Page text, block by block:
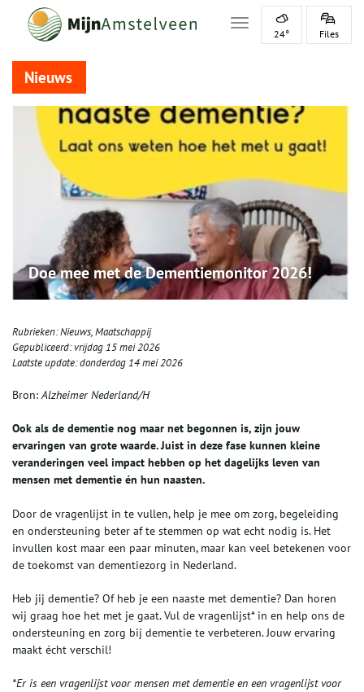
Toggle navigation
24° Files
Nieuws
Doe mee met de Dementiemonitor 2026!
Rubrieken:Nieuws,Maatschappij
Gepubliceerd:vrijdag 15 mei 2026
Laatste update:donderdag 14 mei 2026
Bron:Alzheimer Nederland/H
Ook als de dementie nog maar net begonnen is, zijn jouw
ervaringen van grote waarde. Juist in deze fase kunnen kleine
veranderingen veel impact hebben op het dagelijks leven van
mensen met dementie én hun naasten.
Door de vragenlijst in te vullen, help je mee om zorg, begeleiding
en ondersteuning beter af te stemmen op wat echt nodig is. Het
invullen kost maar een paar minuten, maar kan veel betekenen voor
de toekomst van dementiezorg in Nederland.
Heb jij dementie? Of heb je een naaste met dementie? Dan horen
wij graag hoe het met je gaat. Vul de vragenlijst* in en help ons de
ondersteuning en zorg bij dementie te verbeteren. Jouw ervaring
maakt écht verschil!
*Er is een vragenlijst voor mensen met dementie en een vragenlijst voor